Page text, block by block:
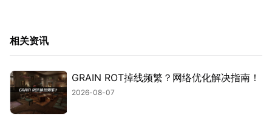
相关资讯
GRAIN ROT掉线频繁？网络优化解决指南！
2026-08-07